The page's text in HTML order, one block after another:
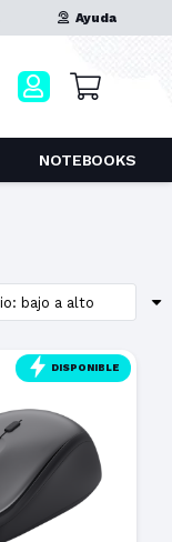
Ayuda
NOTEBOOKS
DISPONIBLE